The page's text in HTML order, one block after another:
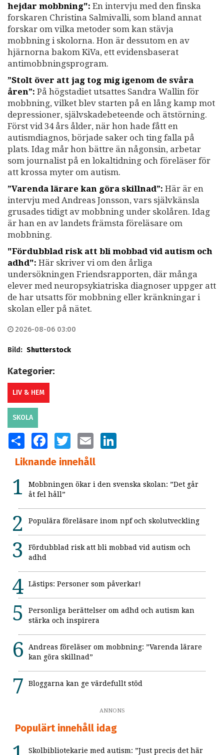
hejdar mobbning": En intervju med den finska
forskaren Christina Salmivalli, som bland annat
forskar om vilka metoder som kan stävja
mobbning i skolorna. Hon är dessutom en av
hjärnorna bakom KiVa, ett evidensbaserat
antimobbningsprogram.
”Stolt över att jag tog mig igenom de svåra
åren”: På högstadiet utsattes Sandra Wallin för
mobbning, vilket blev starten på en lång kamp mot
depressioner, självskadebeteende och ätstörning.
Först vid 34 års ålder, när hon hade fått en
autismdiagnos, började saker och ting falla på
plats. Idag mår hon bättre än någonsin, arbetar
som journalist på en lokaltidning och föreläser för
att krossa myter om autism.
”Varenda lärare kan göra skillnad”: Här är en
intervju med Andreas Jonsson, vars självkänsla
grusades tidigt av mobbning under skolåren. Idag
är han en av landets främsta föreläsare om
mobbning.
"Fördubblad risk att bli mobbad vid autism och
adhd": Här skriver vi om den årliga
undersökningen Friendsrapporten, där många
elever med neuropsykiatriska diagnoser uppger att
de har utsatts för mobbning eller kränkningar i
skolan eller på nätet.
2026-08-06 03:00
Bild: Shutterstock
Kategorier:
LIV & HEM
SKOLA
SHARE FACEBOOKTWITTER EMAIL
Liknande innehåll
Mobbningen ökar i den svenska skolan: ”Det går
åt fel håll”
Populära föreläsare inom npf och skolutveckling
Fördubblad risk att bli mobbad vid autism och
adhd
Lästips: Personer som påverkar!
Personliga berättelser om adhd och autism kan
stärka och inspirera
Andreas föreläser om mobbning: ”Varenda lärare
kan göra skillnad”
Bloggarna kan ge värdefullt stöd
ANNONS
Populärt innehåll idag
Skolbibliotekarie med autism: ”Just precis det här